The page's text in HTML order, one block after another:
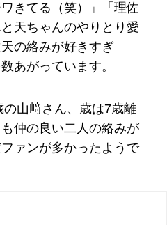
きてる（笑）」「理佐
天ちゃんのやりとり愛
の絡みが好きすぎ
あがっています。
山﨑さん、歳は7歳離
仲の良い二人の絡みが
ァンが多かったようで